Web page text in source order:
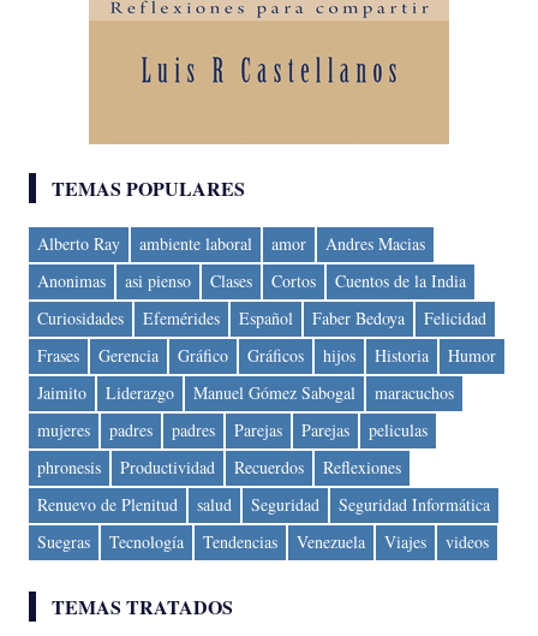
TEMAS POPULARES
Alberto Ray ambiente laboral amor
Andres Macias
Anonimas
asi pienso Clases Cortos
Cuentos de la India
Curiosidades
Efemérides Español Faber Bedoya
Felicidad
Frases
Gerencia Gráfico Gráficos hijos Historia
Humor
Jaimito
Liderazgo Manuel Gómez Sabogal
maracuchos
mujeres
padres padres Parejas Parejas
peliculas
phronesis
Productividad Recuerdos
Reflexiones
Renuevo de Plenitud
salud Seguridad
Seguridad Informática
Suegras
Tecnología Tendencias Venezuela Viajes videos
TEMAS TRATADOS